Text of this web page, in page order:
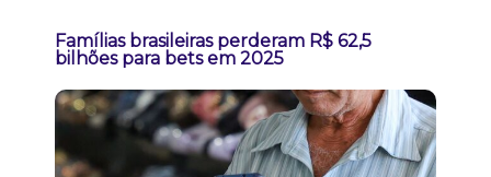
Famílias brasileiras perderam R$ 62,5
bilhões para bets em 2025